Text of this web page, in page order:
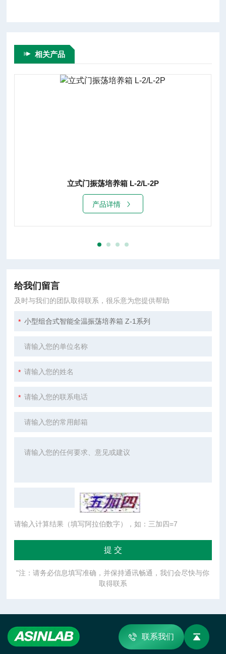
相关产品
立式门振荡培养箱 L-2/L-2P
产品详情
给我们留言
及时与我们的团队取得联系，很乐意为您提供帮助
请输入计算结果（填写阿拉伯数字），如：三加四=7
"注：请务必信息填写准确，并保持通讯畅通，我们会尽快与你
取得联系
联系我们